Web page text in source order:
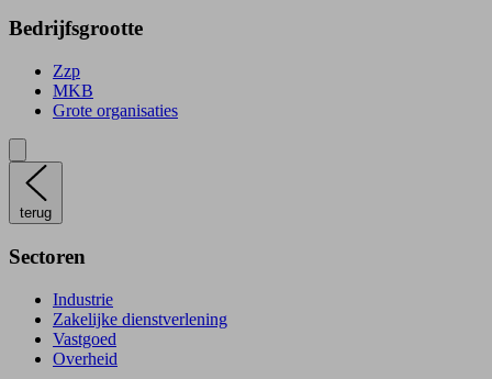
Bedrijfsgrootte
Zzp
MKB
Grote organisaties
terug
Sectoren
Industrie
Zakelijke dienstverlening
Vastgoed
Overheid